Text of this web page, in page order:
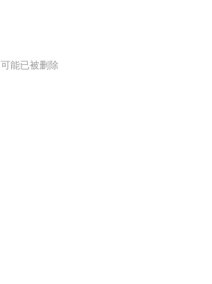
能已被删除